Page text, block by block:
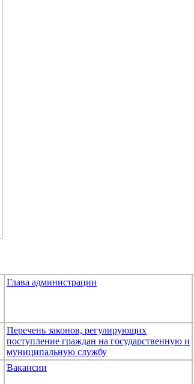
Глава администрации
Перечень законов, регулирующих
поступление граждан на государственную и
муниципальную службу
Вакансии